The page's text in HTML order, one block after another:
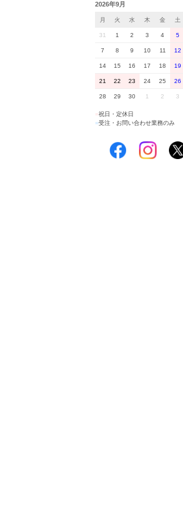
2026年9月
月 火 水 木 金 土
31 1 2 3 4 5
7 8 9 10 11 12
14 15 16 17 18 19
21 22 23 24 25 26
28 29 30 1 2 3
祝日・定休日
■受注・お問い合わせ業務のみ